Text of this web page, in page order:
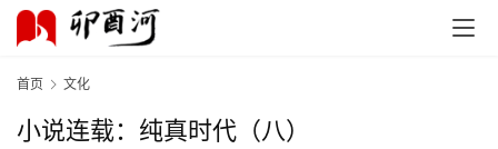
首页 文化
小说连载：纯真时代（八）